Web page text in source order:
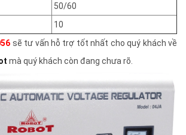
50/60
10
sẽ tư vấn hỗ trợ tốt nhất cho quý khách về
mà quý khách còn đang chưa rõ.